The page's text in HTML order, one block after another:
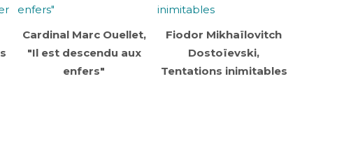
Cardinal Marc Ouellet,
"Il est descendu aux
enfers"
Fiodor Mikhaïlovitch
Dostoïevski,
Tentations inimitables